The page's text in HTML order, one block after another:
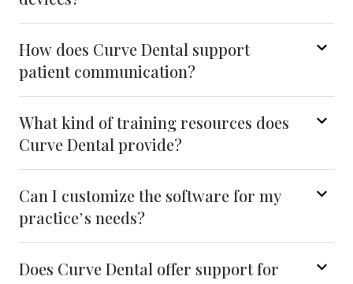
How does Curve Dental support
patient communication?
What kind of training resources does
Curve Dental provide?
Can I customize the software for my
practice’s needs?
Does Curve Dental offer support for